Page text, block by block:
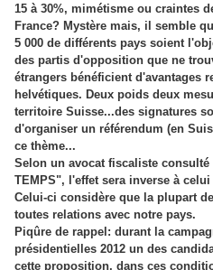
15 à 30%, mimétisme ou craintes
France? Mystère mais, il semble
5 000 de différents pays soient
des partis d'opposition que ne
étrangers bénéficient d'avantages
helvétiques. Deux poids deux
territoire Suisse...des signatures
d'organiser un référendum (en
ce thème...
Selon un avocat fiscaliste
TEMPS", l'effet sera inverse à
Celui-ci considère que la plupart
toutes relations avec notre pays.
Piqûre de rappel: durant la
présidentielles 2012 un des
cette proposition, dans ces